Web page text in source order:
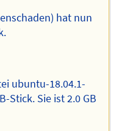
hat nun
ubuntu-18.04.1-
Stick. Sie ist 2.0 GB